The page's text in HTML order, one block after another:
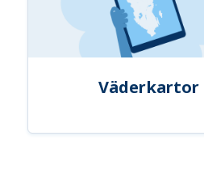
Väderkartor